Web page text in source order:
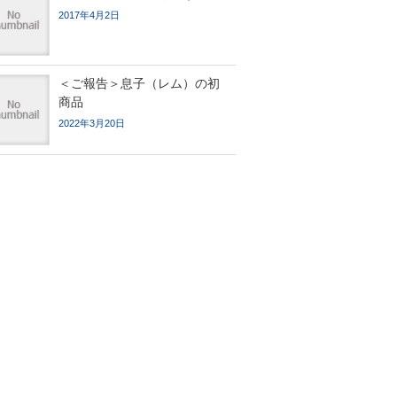
2017年4月2日
＜ご報告＞息子（レム）の初
商品
2022年3月20日